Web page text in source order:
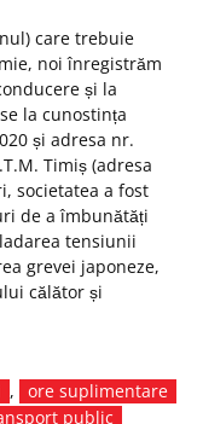
care trebuie
noi înregistrăm
și la
la cunostința
și adresa nr.
Timiș (adresa
societatea a fost
de a îmbunătăți
tensiunii
grevei japoneze,
călător și
,
ore suplimentare
public